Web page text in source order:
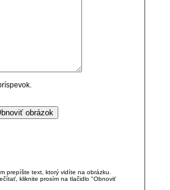
prepíšte text, ktorý vidíte na obrázku.
kliknite prosím na tlačidlo "Obnoviť